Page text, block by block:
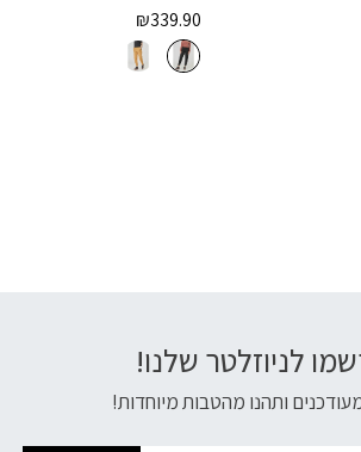
₪339.90
לניוזלטר שלנו!
ותהנו מהטבות מיוחדות!